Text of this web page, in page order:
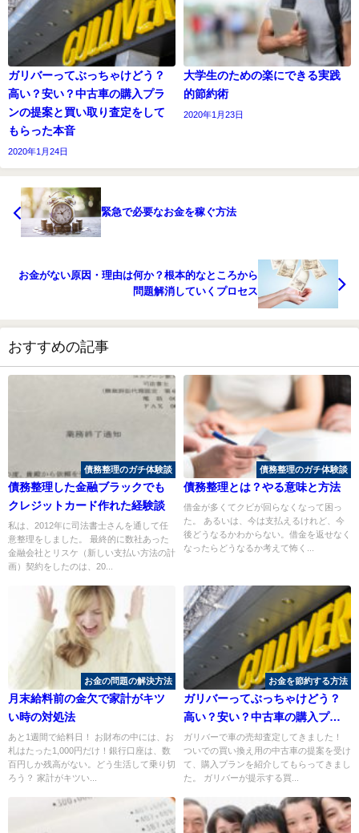
ガリバーってぶっちゃけどう？
高い？安い？中古車の購入プラ
ンの提案と買い取り査定をして
もらった本音
2020年1月24日
大学生のための楽にできる実践
的節約術
2020年1月23日
緊急で必要なお金を稼ぐ方法
お金がない原因・理由は何か？根本的なところから
問題解消していくプロセス
おすすめの記事
債務整理のガチ体験談
債務整理した金融ブラックでも
クレジットカード作れた経験談
私は、2012年に司法書士さんを通して任
意整理をしました。 最終的に数社あった
金融会社とリスケ（新しい支払い方法の計
画）契約をしたのは、20...
債務整理のガチ体験談
債務整理とは？やる意味と方法
借金が多くてクビが回らなくなって困っ
た。 あるいは、今は支払えるけれど、今
後どうなるかわからない。借金を返せなく
なったらどうなるか考えて怖く...
お金の問題の解決方法
月末給料前の金欠で家計がキツ
い時の対処法
あと1週間で給料日！ お財布の中には、お
札はたった1,000円だけ！銀行口座は、数
百円しか残高がない。どう生活して乗り切
ろう？ 家計がキツい...
お金を節約する方法
ガリバーってぶっちゃけどう？
高い？安い？中古車の購入プラ
ンの提案と買い取り査定をして
もらった本音
ガリバーで車の売却査定してきました！
ついでの買い換え用の中古車の提案を受け
て、購入プランを紹介してもらってきまし
た。 ガリバーが提示する買...